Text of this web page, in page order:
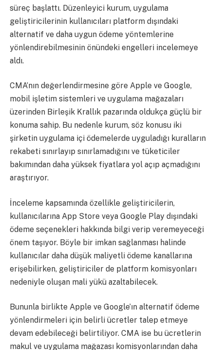
süreç başlattı. Düzenleyici kurum, uygulama
geliştiricilerinin kullanıcıları platform dışındaki
alternatif ve daha uygun ödeme yöntemlerine
yönlendirebilmesinin önündeki engelleri incelemeye
aldı.
CMA’nın değerlendirmesine göre Apple ve Google,
mobil işletim sistemleri ve uygulama mağazaları
üzerinden Birleşik Krallık pazarında oldukça güçlü bir
konuma sahip. Bu nedenle kurum, söz konusu iki
şirketin uygulama içi ödemelerde uyguladığı kuralların
rekabeti sınırlayıp sınırlamadığını ve tüketiciler
bakımından daha yüksek fiyatlara yol açıp açmadığını
araştırıyor.
İnceleme kapsamında özellikle geliştiricilerin,
kullanıcılarına App Store veya Google Play dışındaki
ödeme seçenekleri hakkında bilgi verip veremeyeceği
önem taşıyor. Böyle bir imkan sağlanması halinde
kullanıcılar daha düşük maliyetli ödeme kanallarına
erişebilirken, geliştiriciler de platform komisyonları
nedeniyle oluşan mali yükü azaltabilecek.
Bununla birlikte Apple ve Google’ın alternatif ödeme
yönlendirmeleri için belirli ücretler talep etmeye
devam edebileceği belirtiliyor. CMA ise bu ücretlerin
makul ve uygulama mağazası komisyonlarından daha